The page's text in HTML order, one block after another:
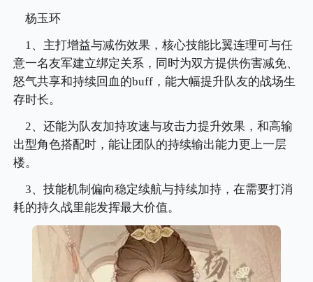
杨玉环
1、主打增益与减伤效果，核心技能比翼连理可与任
意一名友军建立绑定关系，同时为双方提供伤害减免、
怒气共享和持续回血的buff，能大幅提升队友的战场生
存时长。
2、还能为队友加持攻速与攻击力提升效果，和高输
出型角色搭配时，能让团队的持续输出能力更上一层
楼。
3、技能机制偏向稳定续航与持续加持，在需要打消
耗的持久战里能发挥最大价值。